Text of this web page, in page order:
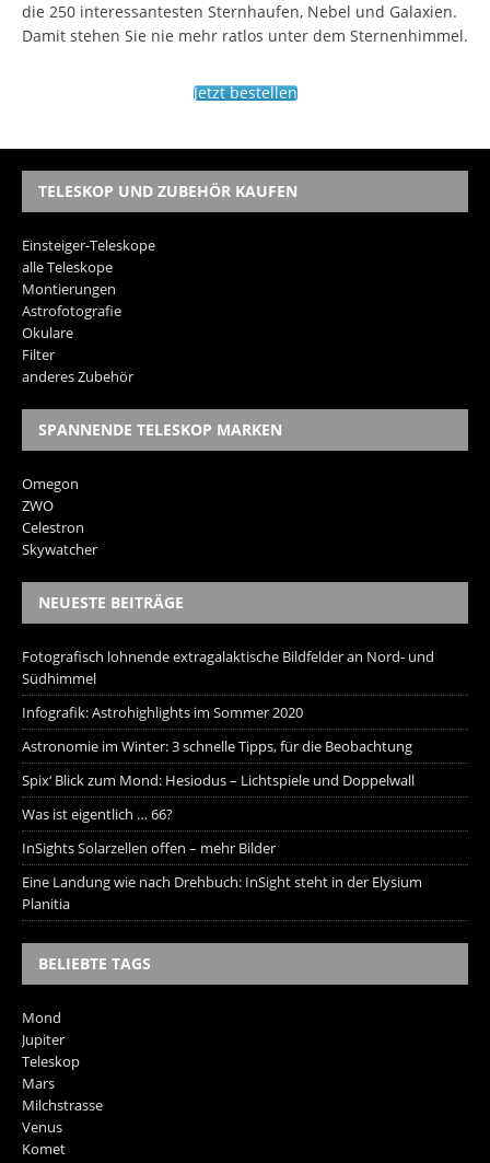
die 250 interessantesten Sternhaufen, Nebel und Galaxien.
Damit stehen Sie nie mehr ratlos unter dem Sternenhimmel.
Jetzt bestellen
TELESKOP UND ZUBEHÖR KAUFEN
Einsteiger-Teleskope
alle Teleskope
Montierungen
Astrofotografie
Okulare
Filter
anderes Zubehör
SPANNENDE TELESKOP MARKEN
Omegon
ZWO
Celestron
Skywatcher
NEUESTE BEITRÄGE
Fotografisch lohnende extragalaktische Bildfelder an Nord- und
Südhimmel
Infografik: Astrohighlights im Sommer 2020
Astronomie im Winter: 3 schnelle Tipps, für die Beobachtung
Spix‘ Blick zum Mond: Hesiodus – Lichtspiele und Doppelwall
Was ist eigentlich … 66?
InSights Solarzellen offen – mehr Bilder
Eine Landung wie nach Drehbuch: InSight steht in der Elysium
Planitia
BELIEBTE TAGS
Mond
Jupiter
Teleskop
Mars
Milchstrasse
Venus
Komet